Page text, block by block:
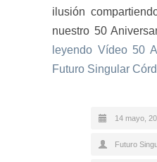
ilusión
nuestro 50
leyendo Vídeo 50
Futuro Singular
14 mayo,
Futuro